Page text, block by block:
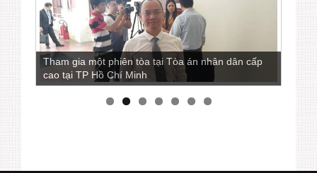
Tham gia một phiên tòa tại Tòa án nhân dân cấp
cao tại TP Hồ Chí Minh